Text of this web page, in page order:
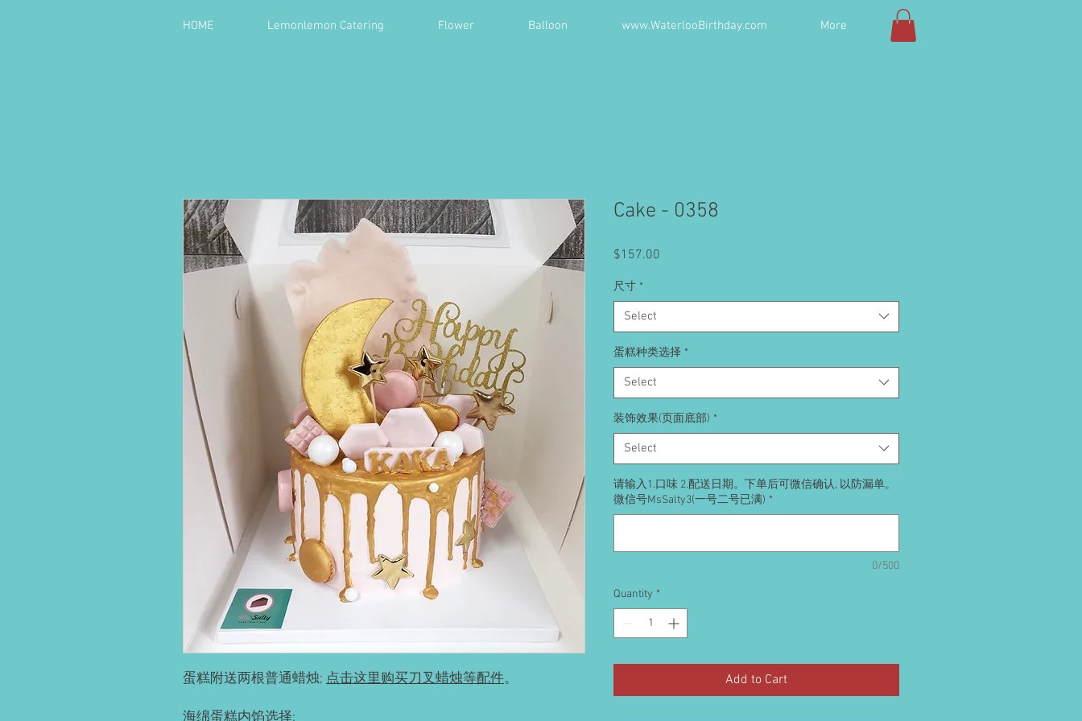
HOME Lemonlemon Catering Flower Balloon www.WaterlooBirthday.com More
蛋糕附送两根普通蜡烛; 点击这里购买刀叉蜡烛等配件。
海绵蛋糕内馅选择:
Cake - 0358
$157.00
尺寸 *
Select
蛋糕种类选择 *
Select
装饰效果(页面底部) *
Select
请输入1.口味 2.配送日期。下单后可微信确认, 以防漏单。
微信号MsSalty3(一号二号已满) *
0/500
Quantity *
Add to Cart